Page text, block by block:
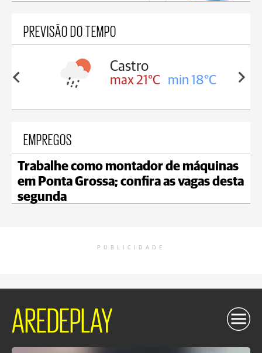
PREVISÃO DO TEMPO
18°C
Carambeí
max 20°C min 18°C
EMPREGOS
Trabalhe como montador de máquinas
em Ponta Grossa; confira as vagas desta
segunda
PUBLICIDADE
AREDEPLAY